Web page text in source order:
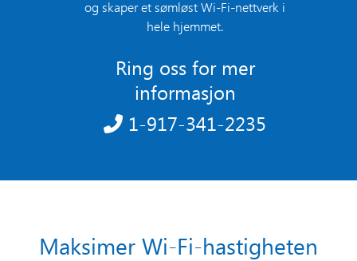
og skaper et sømløst Wi-Fi-nettverk i
hele hjemmet.
Ring oss for mer
informasjon
1-917-341-2235
Maksimer Wi-Fi-hastigheten